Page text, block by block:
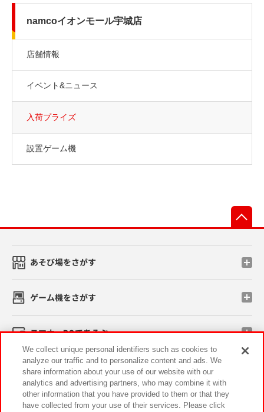
namcoイオンモール宇城店
店舗情報
イベント&ニュース
入荷プライズ
設置ゲーム機
あそび場をさがす
ゲーム機をさがす
スマホ・PCであそぶ
イベント・キャンペーン
We collect unique personal identifiers such as cookies to
analyze our traffic and to personalize content and ads. We
share information about your use of our website with our
analytics and advertising partners, who may combine it with
other information that you have provided to them or that they
have collected from your use of their services. Please click